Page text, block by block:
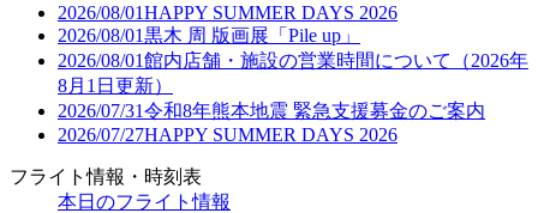
2026/08/01HAPPY SUMMER DAYS 2026
2026/08/01黒木 周 版画展「Pile up」
2026/08/01館内店舗・施設の営業時間について（2026年
8月1日更新）
2026/07/31令和8年熊本地震 緊急支援募金のご案内
2026/07/27HAPPY SUMMER DAYS 2026
フライト情報・時刻表
本日のフライト情報